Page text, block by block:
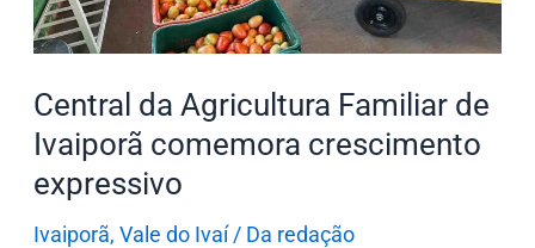
Central da Agricultura Familiar de
Ivaiporã comemora crescimento
expressivo
Ivaiporã, Vale do Ivaí/ Da redação
crescimento
expressivo